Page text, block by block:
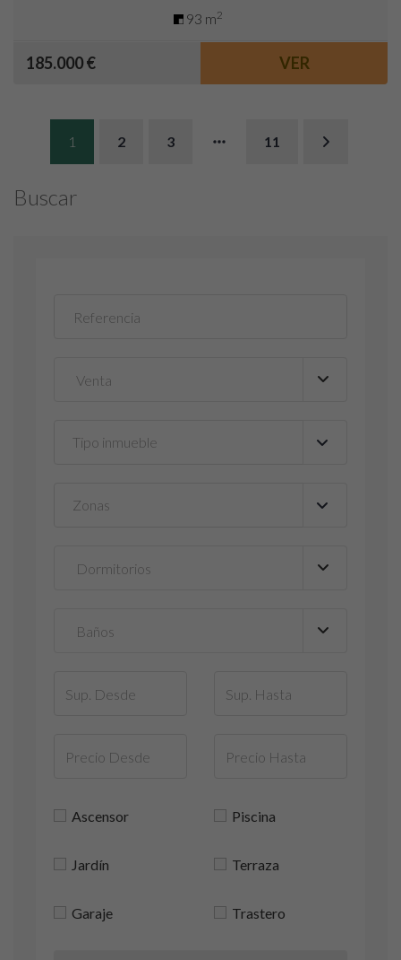
93 m2
185.000 € VER
1 2 3 11
Buscar
Tipo inmueble ▼
Zonas ▼
Ascensor Piscina
Jardín Terraza
Garaje Trastero